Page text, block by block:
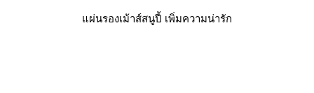
ผ่นรองเม้าส์สนูปี้ เพิ่มความน่ารัก